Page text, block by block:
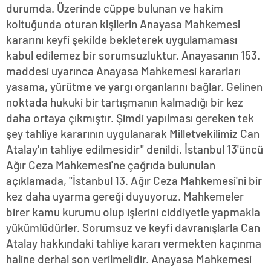
durumda. Üzerinde cüppe bulunan ve hakim
koltuğunda oturan kişilerin Anayasa Mahkemesi
kararını keyfi şekilde bekleterek uygulamaması
kabul edilemez bir sorumsuzluktur. Anayasanın 153.
maddesi uyarınca Anayasa Mahkemesi kararları
yasama, yürütme ve yargı organlarını bağlar. Gelinen
noktada hukuki bir tartışmanın kalmadığı bir kez
daha ortaya çıkmıştır. Şimdi yapılması gereken tek
şey tahliye kararının uygulanarak Milletvekilimiz Can
Atalay'ın tahliye edilmesidir" denildi. İstanbul 13'üncü
Ağır Ceza Mahkemesi'ne çağrıda bulunulan
açıklamada, "İstanbul 13. Ağır Ceza Mahkemesi'ni bir
kez daha uyarma gereği duyuyoruz. Mahkemeler
birer kamu kurumu olup işlerini ciddiyetle yapmakla
yükümlüdürler. Sorumsuz ve keyfi davranışlarla Can
Atalay hakkındaki tahliye kararı vermekten kaçınma
haline derhal son verilmelidir. Anayasa Mahkemesi